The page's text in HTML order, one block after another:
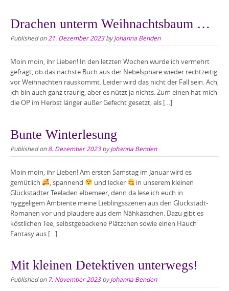
Drachen unterm Weihnachtsbaum …
Published on21. Dezember 2023byJohanna Benden
Moin moin, ihr Lieben! In den letzten Wochen wurde ich vermehrt
gefragt, ob das nächste Buch aus der Nebelsphäre wieder rechtzeitig
vor Weihnachten rauskommt. Leider wird das nicht der Fall sein. Ach,
ich bin auch ganz traurig, aber es nützt ja nichts. Zum einen hat mich
die OP im Herbst länger außer Gefecht gesetzt, als […]
Bunte Winterlesung
Published on8. Dezember 2023byJohanna Benden
Moin moin, ihr Lieben! Am ersten Samstag im Januar wird es
gemütlich
, spannend und lecker
in unserem kleinen
Glückstädter Teeladen elbemeer, denn da lese ich euch in
hyggeligem Ambiente meine Lieblingsszenen aus den Glückstadt-
Romanen vor und plaudere aus dem Nähkästchen. Dazu gibt es
köstlichen Tee, selbstgebackene Plätzchen sowie einen Hauch
Fantasy aus […]
Mit kleinen Detektiven unterwegs!
Published on 7. November 2023byJohanna Benden